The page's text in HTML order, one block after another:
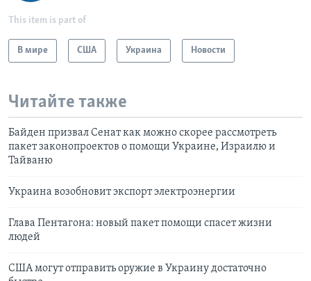
This item is part of
В мире США Украина Новости
Читайте также
Байден призвал Сенат как можно скорее рассмотреть
пакет законопроектов о помощи Украине, Израилю и
Тайваню
Украина возобновит экспорт электроэнергии
Глава Пентагона: новый пакет помощи спасет жизни
людей
США могут отправить оружие в Украину достаточно